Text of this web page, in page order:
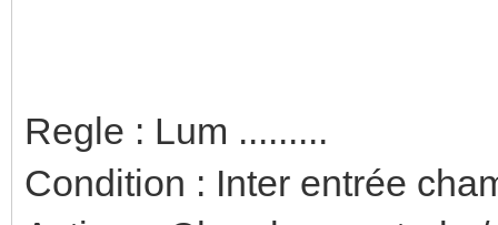
Regle : Lum .........
Condition : Inter entrée